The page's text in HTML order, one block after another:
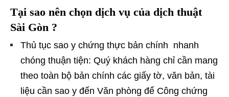
Tại sao nên chọn dịch vụ của dịch thuật
Sài Gòn ?
Thủ tục sao y chứng thực bản chính nhanh
chóng thuận tiện: Quý khách hàng chỉ cần mang
theo toàn bộ bản chính các giấy tờ, văn bản, tài
liệu cần sao y đến Văn phòng để Công chứng